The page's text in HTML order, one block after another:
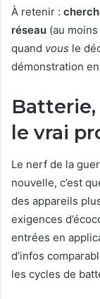
À retenir :
réseau (au
quand vous le
démonstration
le vrai
Le nerf de la
nouvelle, c’est
des appareils
exigences
entrées en
d’infos
les cycles de